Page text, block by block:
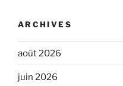
ARCHIVES
août 2026
juin 2026